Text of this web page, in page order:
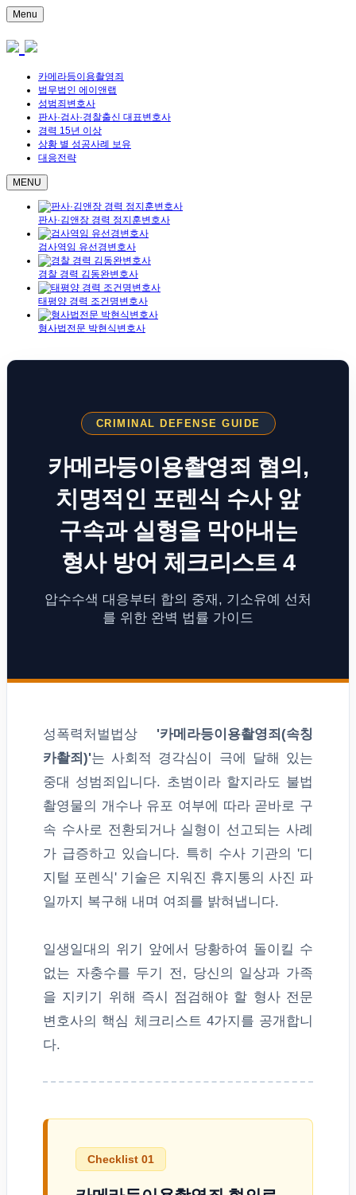
Menu
카메라등이용촬영죄
법무법인 에이앤랩
성범죄변호사
판사·검사·경찰출신 대표변호사
경력 15년 이상
상황 별 성공사례 보유
대응전략
MENU
판사·김앤장 경력 정지훈변호사
검사역임 유선경변호사
경찰 경력 김동완변호사
태평양 경력 조건명변호사
형사법전문 박현식변호사
CRIMINAL DEFENSE GUIDE
카메라등이용촬영죄 혐의,
치명적인 포렌식 수사 앞
구속과 실형을 막아내는
형사 방어 체크리스트 4
압수수색 대응부터 합의 중재, 기소유예 선처
를 위한 완벽 법률 가이드
성폭력처벌법상 '카메라등이용촬영죄(속칭
카촬죄)'는 사회적 경각심이 극에 달해 있는
중대 성범죄입니다. 초범이라 할지라도 불법
촬영물의 개수나 유포 여부에 따라 곧바로 구
속 수사로 전환되거나 실형이 선고되는 사례
가 급증하고 있습니다. 특히 수사 기관의 '디
지털 포렌식' 기술은 지워진 휴지통의 사진 파
일까지 복구해 내며 여죄를 밝혀냅니다.
일생일대의 위기 앞에서 당황하여 돌이킬 수
없는 자충수를 두기 전, 당신의 일상과 가족
을 지키기 위해 즉시 점검해야 할 형사 전문
변호사의 핵심 체크리스트 4가지를 공개합니
다.
Checklist 01